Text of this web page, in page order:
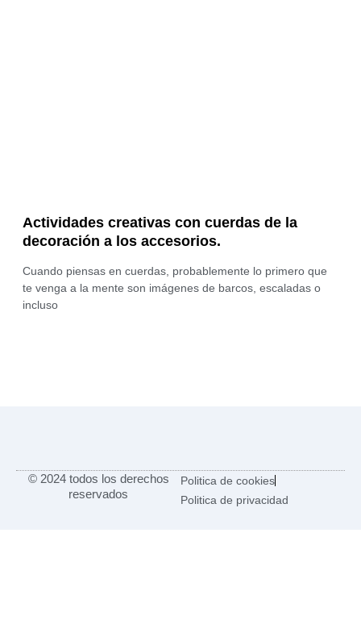
Actividades creativas con cuerdas de la
decoración a los accesorios.
Cuando piensas en cuerdas, probablemente lo primero que
te venga a la mente son imágenes de barcos, escaladas o
incluso
© 2024 todos los derechos
reservados
Politica de cookies
Politica de privacidad